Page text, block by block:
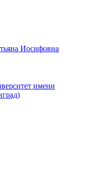
Иосифовна
имени